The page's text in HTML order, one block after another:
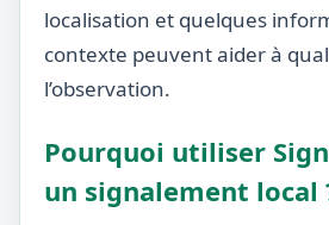
localisation et quelques
contexte peuvent aider à
l’observation.
Pourquoi utiliser
un signalement local